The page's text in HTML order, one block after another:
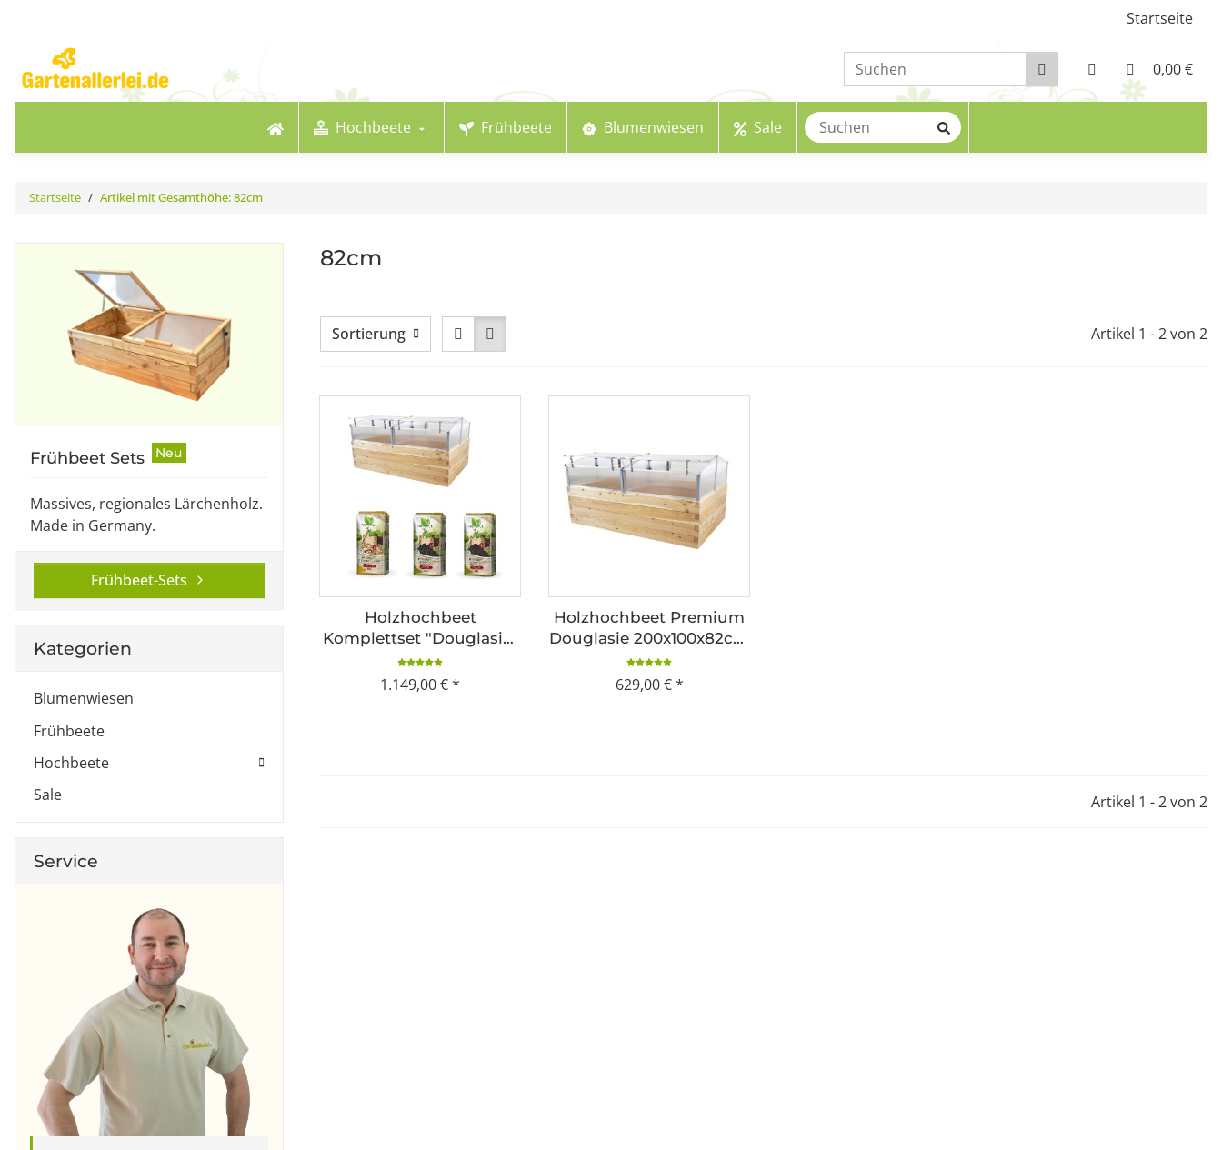
Startseite
0,00 €
Hochbeete Frühbeete Blumenwiesen Sale
Startseite Artikel mit Gesamthöhe: 82cm
82cm
Sortierung Artikel 1 - 2 von 2
Holzhochbeet
Komplettset "Douglasie"
200x100x82cm inkl.
Frühbeet und Erde
1.149,00 €*
Holzhochbeet Premium
Douglasie 200x100x82cm
inkl. Frühbeet
629,00 €*
Artikel 1 - 2 von 2
Frühbeet Sets Neu
Massives, regionales Lärchenholz.
Made in Germany.
Frühbeet-Sets
Kategorien
Blumenwiesen
Frühbeete
Hochbeete
Sale
Service